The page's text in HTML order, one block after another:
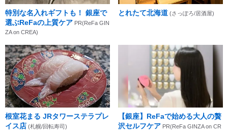
特別な名入れギフトも！ 銀座で
選ぶReFaの上質ケア PR(ReFa GIN
ZA on CREA)
とれたて北海道 (さっぽろ/居酒屋)
根室花まる JRタワーステラプレ
イス店 (札幌/回転寿司)
【銀座】ReFaで始める大人の贅
沢セルフケア PR(ReFa GINZA on CR